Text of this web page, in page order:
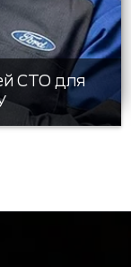
СТО для